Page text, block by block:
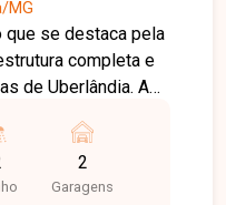
MG
MG
que se destaca pela
completa e
de Uberlândia. A
variados,
e
Casa
2
Garagens